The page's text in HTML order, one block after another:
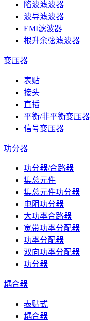
陷波滤波器
波导滤波器
EMI滤波器
根升余弦滤波器
变压器
表贴
接头
直插
平衡/非平衡变压器
信号变压器
功分器
功分器/合路器
集总元件
集总元件功分器
电阻功分器
大功率合路器
宽带功率分配器
功率分配器
双向功率分配器
功分器
耦合器
表贴式
耦合器